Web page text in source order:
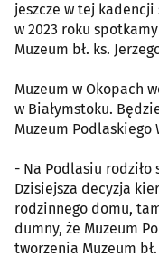
jeszcze w tej
w 2023 roku
Muzeum bł. ks.
Muzeum w Okopach
w Białymstoku.
Muzeum Podlaskiego
- Na Podlasiu rodziło
Dzisiejsza decyzja
rodzinnego domu,
dumny, że Muzeum
tworzenia Muzeum